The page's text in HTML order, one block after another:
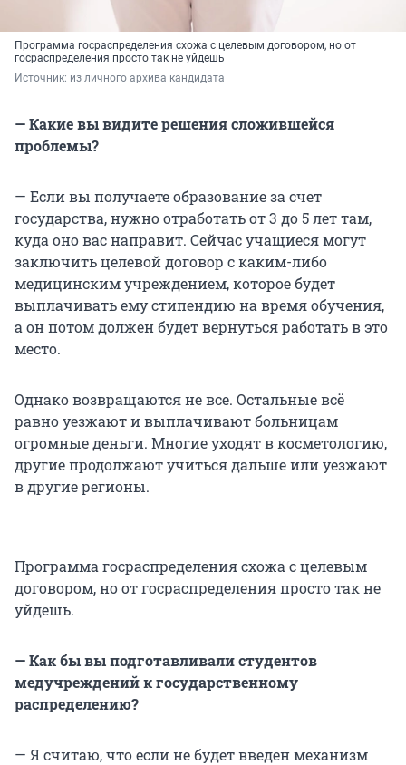
Программа госраспределения схожа с целевым договором, но от
госраспределения просто так не уйдешь
Источник: из личного архива кандидата
— Какие вы видите решения сложившейся
проблемы?
— Если вы получаете образование за счет
государства, нужно отработать от 3 до 5 лет там,
куда оно вас направит. Сейчас учащиеся могут
заключить целевой договор с каким-либо
медицинским учреждением, которое будет
выплачивать ему стипендию на время обучения,
а он потом должен будет вернуться работать в это
место.
Однако возвращаются не все. Остальные всё
равно уезжают и выплачивают больницам
огромные деньги. Многие уходят в косметологию,
другие продолжают учиться дальше или уезжают
в другие регионы.
Программа госраспределения схожа с целевым
договором, но от госраспределения просто так не
уйдешь.
— Как бы вы подготавливали студентов
медучреждений к государственному
распределению?
— Я считаю, что если не будет введен механизм